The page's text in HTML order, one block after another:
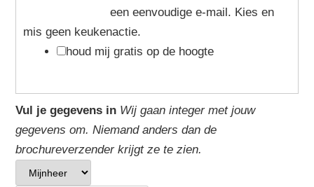
een eenvoudige e-mail. Kies en
mis geen keukenactie.
houd mij gratis op de hoogte
Vul je gegevens in Wij gaan integer met jouw
gegevens om. Niemand anders dan de
brochureverzender krijgt ze te zien.